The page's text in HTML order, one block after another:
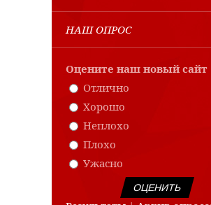
НАШ ОПРОС
Оцените наш новый сайт
Отлично
Хорошо
Неплохо
Плохо
Ужасно